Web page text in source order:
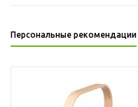
Персональные рекомендации